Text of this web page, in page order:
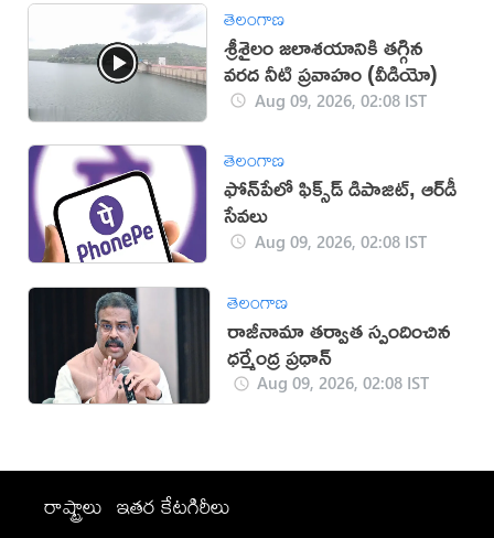
తెలంగాణ
శ్రీశైలం జలాశయానికి తగ్గిన
వరద నీటి ప్రవాహం (వీడియో)
Aug 09, 2026, 02:08 IST
తెలంగాణ
ఫోన్‌పేలో ఫిక్స్‌డ్‌ డిపాజిట్, ఆర్‌డీ
సేవలు
Aug 09, 2026, 02:08 IST
తెలంగాణ
రాజీనామా తర్వాత స్పందించిన
ధర్మేంద్ర ప్రధాన్‌
Aug 09, 2026, 02:08 IST
రాష్ట్రాలు ఇతర కేటగిరీలు